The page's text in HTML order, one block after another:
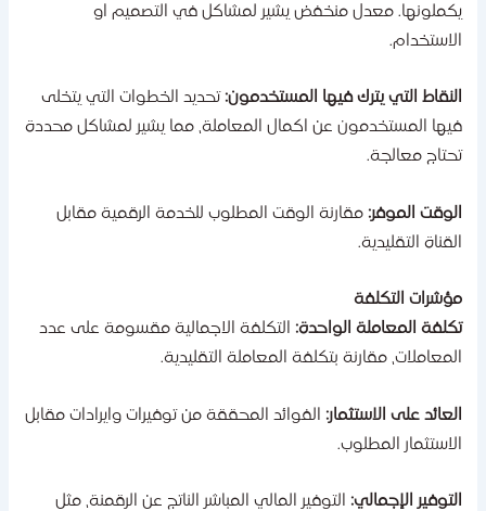
معدل منخفض يشير لمشاكل في التصميم او
التي يترك فيها المستخدمون:تحديد الخطوات التي يتخلى
المستخدمون عن اكمال المعاملة، مما يشير لمشاكل محددة
معالجة.
الموفر:مقارنة الوقت المطلوب للخدمة الرقمية مقابل
التقليدية.
التكلفة
المعاملة الواحدة:التكلفة الاجمالية مقسومة على عدد
مقارنة بتكلفة المعاملة التقليدية.
على الاستثمار:الفوائد المحققة من توفيرات وايرادات مقابل
المطلوب.
الإجمالي:التوفير المالي المباشر الناتج عن الرقمنة، مثل